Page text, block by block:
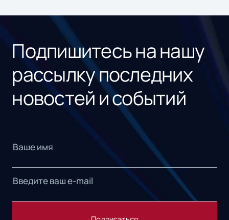
Подпишитесь на нашу
рассылку последних
новостей и событий